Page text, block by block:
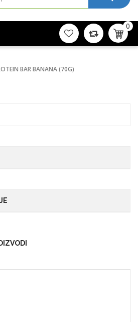
0
BAR BANANA (70G)